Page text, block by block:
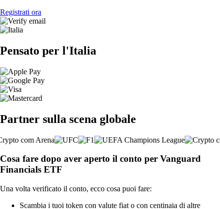
Registrati ora
Pensato per l'Italia
Partner sulla scena globale
Cosa fare dopo aver aperto il conto per Vanguard
Financials ETF
Una volta verificato il conto, ecco cosa puoi fare:
Scambia i tuoi token con valute fiat o con centinaia di altre